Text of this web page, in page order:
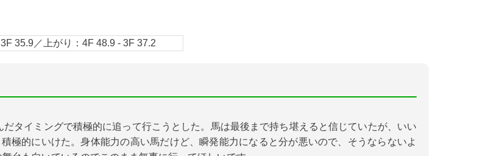
35.9／上がり：4F 48.9 - 3F 37.2
タイミングで積極的に追って行こうとした。馬は最後まで持ち堪えると信じていたが、いい
極的にいけた。身体能力の高い馬だけど、瞬発能力になると分が悪いので、そうならないよ